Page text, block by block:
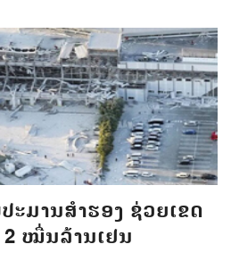
ະມານສຳຮອງ ຊ່ວຍເຂດ
ໝື່ນລ້ານເຢນ